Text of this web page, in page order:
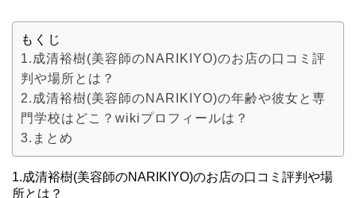
もくじ
1.成清裕樹(美容師のNARIKIYO)のお店の口コミ評
判や場所とは？
2.成清裕樹(美容師のNARIKIYO)の年齢や彼女と専
門学校はどこ？wikiプロフィールは？
3.まとめ
1.成清裕樹(美容師のNARIKIYO)のお店の口コミ評判や場
所とは？